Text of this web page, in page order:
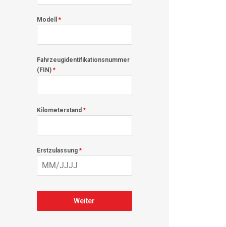
Modell *
Fahrzeugidentifikationsnummer
(FIN) *
Kilometerstand *
Erstzulassung *
Weiter